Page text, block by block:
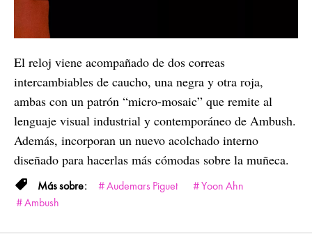
El reloj viene acompañado de dos correas
intercambiables de caucho, una negra y otra roja,
ambas con un patrón “micro-mosaic” que remite al
lenguaje visual industrial y contemporáneo de Ambush.
Además, incorporan un nuevo acolchado interno
diseñado para hacerlas más cómodas sobre la muñeca.
Audemars Piguet
Yoon Ahn
Ambush